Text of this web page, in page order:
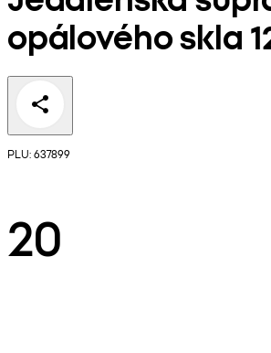
opálového skla
PLU: 637899
20